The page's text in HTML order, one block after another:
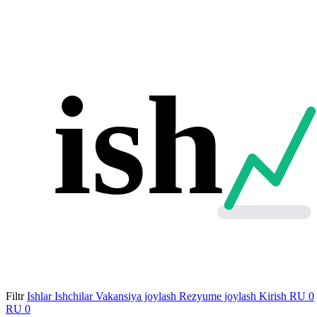
ish
Filtr Ishlar Ishchilar Vakansiya joylash Rezyume joylash Kirish RU 0
RU 0